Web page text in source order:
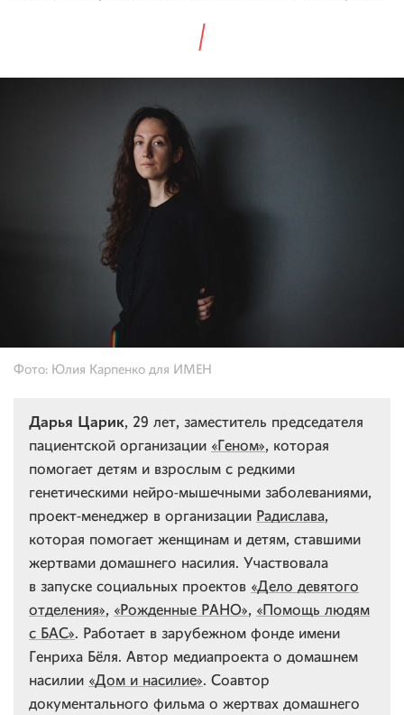
Фото: Юлия Карпенко для ИМЕН
Дарья Царик, 29 лет, заместитель председателя
пациентской организации «Геном», которая
помогает детям и взрослым с редкими
генетическими нейро-мышечными заболеваниями,
проект-менеджер в организации Радислава,
которая помогает женщинам и детям, ставшими
жертвами домашнего насилия. Участвовала
в запуске социальных проектов «Дело девятого
отделения», «Рожденные РАНО», «Помощь людям
с БАС». Работает в зарубежном фонде имени
Генриха Бёля. Автор медиапроекта о домашнем
насилии «Дом и насилие». Соавтор
документального фильма о жертвах домашнего